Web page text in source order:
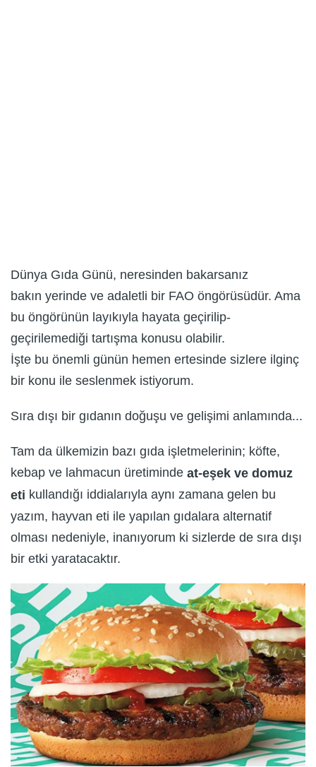
Dünya Gıda Günü, neresinden bakarsanız
bakın yerinde ve adaletli bir FAO öngörüsüdür. Ama
bu öngörünün layıkıyla hayata geçirilip-
geçirilemediği tartışma konusu olabilir.
İşte bu önemli günün hemen ertesinde sizlere ilginç
bir konu ile seslenmek istiyorum.
Sıra dışı bir gıdanın doğuşu ve gelişimi anlamında...
Tam da ülkemizin bazı gıda işletmelerinin; köfte,
kebap ve lahmacun üretiminde at-eşek ve domuz
eti kullandığı iddialarıyla aynı zamana gelen bu
yazım, hayvan eti ile yapılan gıdalara alternatif
olması nedeniyle, inanıyorum ki sizlerde de sıra dışı
bir etki yaratacaktır.